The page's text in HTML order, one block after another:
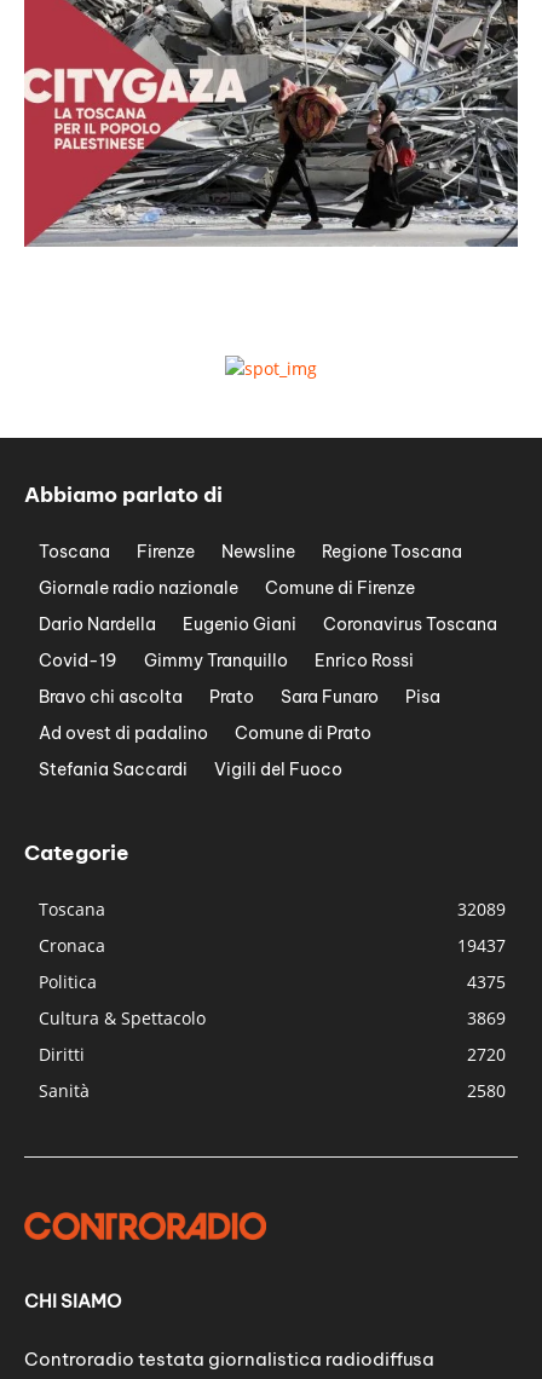
Abbiamo parlato di
Toscana Firenze Newsline
Regione Toscana
Giornale radio nazionale
Comune di Firenze
Dario Nardella
Eugenio Giani
Coronavirus Toscana
Covid-19
Gimmy Tranquillo
Enrico Rossi
Bravo chi ascolta
Prato Sara Funaro
Pisa
Ad ovest di padalino
Comune di Prato
Stefania Saccardi
Vigili del Fuoco
Categorie
Toscana
32089
Cronaca
19437
Politica
4375
Cultura & Spettacolo
3869
Diritti
2720
Sanità
2580
CHI SIAMO
Controradio testata giornalistica radiodiffusa